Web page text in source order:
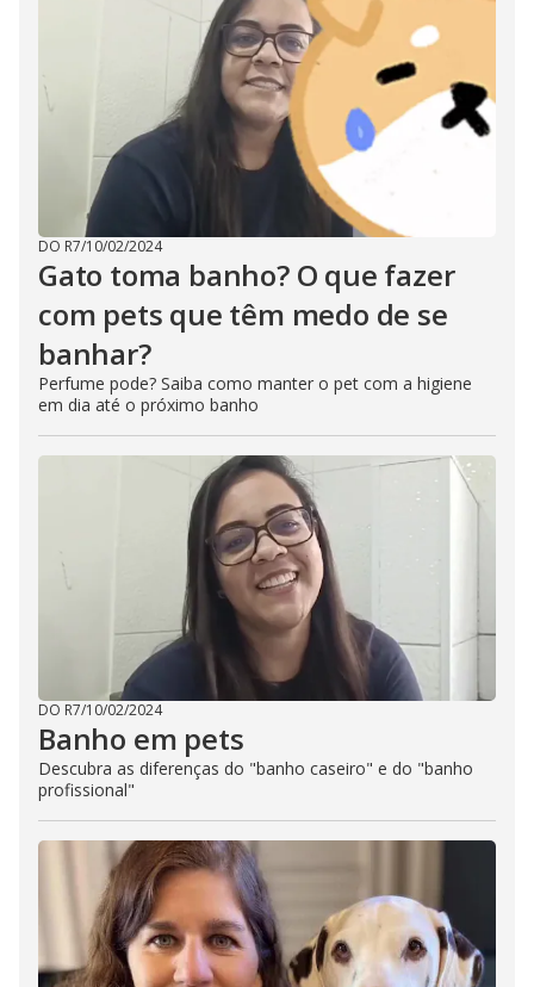
DO R7/10/02/2024
Gato toma banho? O que fazer
com pets que têm medo de se
banhar?
Perfume pode? Saiba como manter o pet com a higiene
em dia até o próximo banho
DO R7/10/02/2024
Banho em pets
Descubra as diferenças do "banho caseiro" e do "banho
profissional"